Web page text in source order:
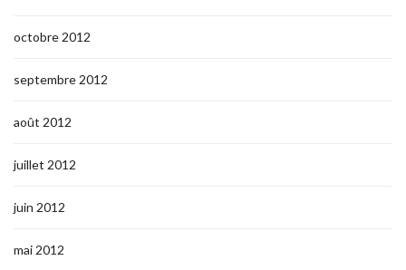
octobre 2012
septembre 2012
août 2012
juillet 2012
juin 2012
mai 2012